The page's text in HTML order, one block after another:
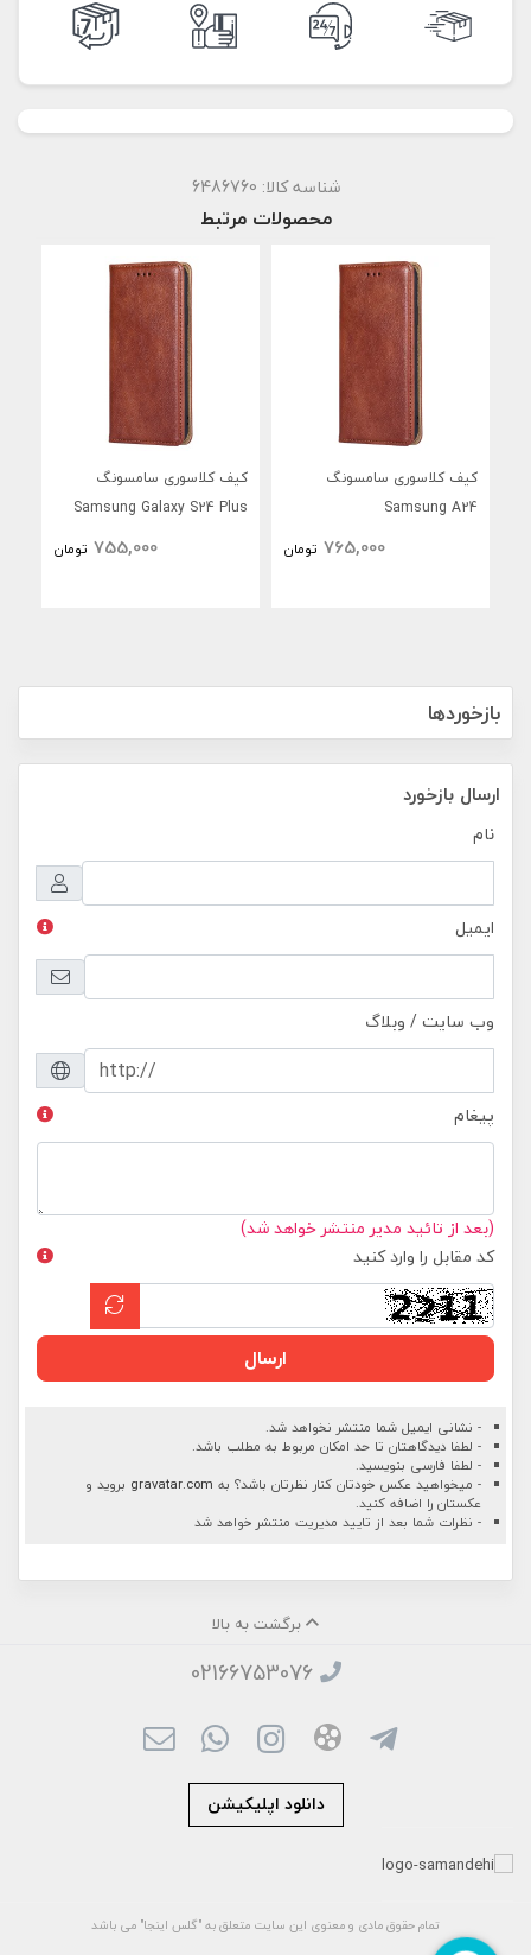
شناسه کالا: 6486760
محصولات مرتبط
کیف کلاسوری سامسونگ
Samsung A24
765,000 تومان
کیف کلاسوری سامسونگ
Samsung Galaxy S24 Plus
755,000 تومان
بازخوردها
ارسال بازخورد
نام
ایمیل
وب سایت / وبلاگ
پیغام
(بعد از تائید مدیر منتشر خواهد شد)
کد مقابل را وارد کنید
ارسال
- نشانی ایمیل شما منتشر نخواهد شد.
- لطفا دیدگاهتان تا حد امکان مربوط به مطلب باشد.
- لطفا فارسی بنویسید.
- میخواهید عکس خودتان کنار نظرتان باشد؟ به gravatar.com بروید و
عکستان را اضافه کنید.
- نظرات شما بعد از تایید مدیریت منتشر خواهد شد
برگشت به بالا
02166753076
دانلود اپلیکیشن
تمام حقوق مادی و معنوی این سایت متعلق به "گلس اینجا" می باشد